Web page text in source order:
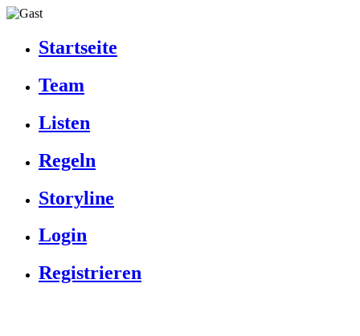
Startseite
Team
Listen
Regeln
Storyline
Login
Registrieren